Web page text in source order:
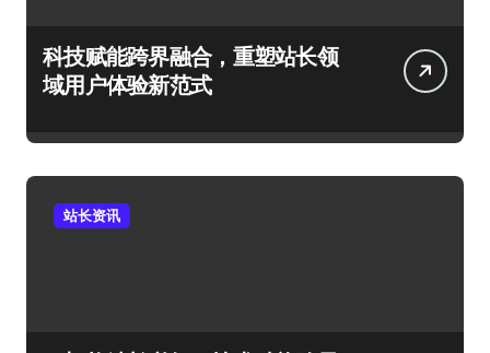
科技赋能跨界融合，重塑站长领
域用户体验新范式
站长资讯